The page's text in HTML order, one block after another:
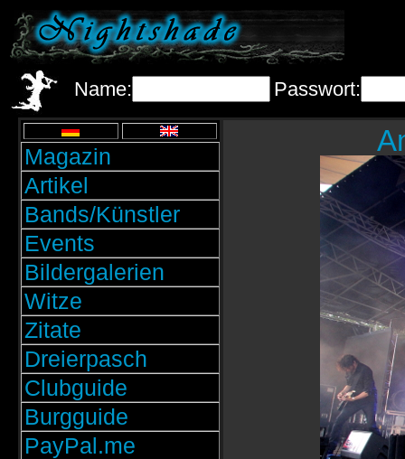
Name: Passwort:
Magazin
Artikel
Bands/Künstler
Events
Bildergalerien
Witze
Zitate
Dreierpasch
Clubguide
Burgguide
PayPal.me